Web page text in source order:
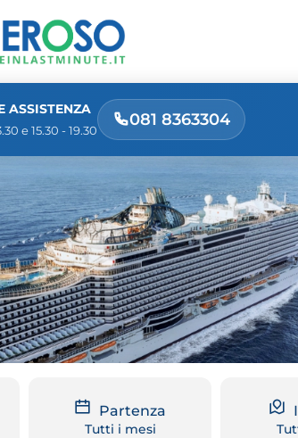
ASSISTENZA
e 15.30 - 19.30
081 8363304
Partenza
Tutti i mesi